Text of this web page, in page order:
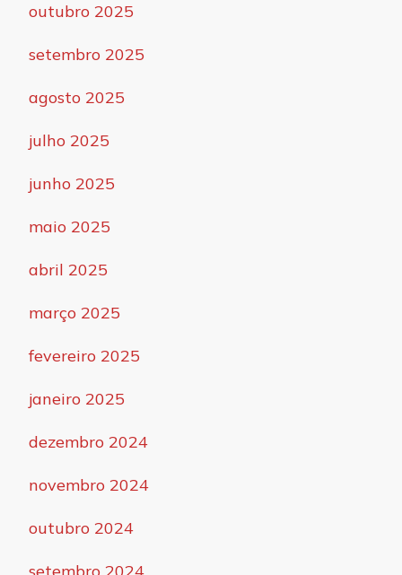
outubro 2025
setembro 2025
agosto 2025
julho 2025
junho 2025
maio 2025
abril 2025
março 2025
fevereiro 2025
janeiro 2025
dezembro 2024
novembro 2024
outubro 2024